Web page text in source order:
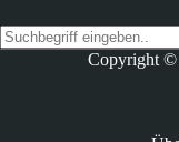
Copyright